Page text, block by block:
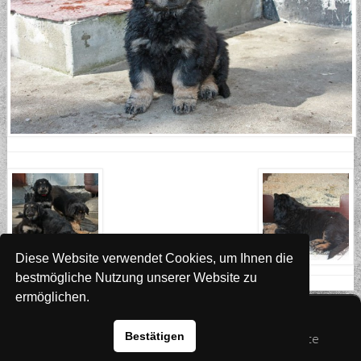
© 2026 Australian Shepherd - Hovawart - Zuchtstätte
Diese Website verwendet Cookies, um Ihnen die
bestmögliche Nutzung unserer Website zu
ermöglichen.
Bestätigen